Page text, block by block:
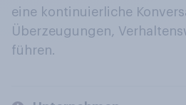
eine kontinuierliche
Überzeugungen,
führen.